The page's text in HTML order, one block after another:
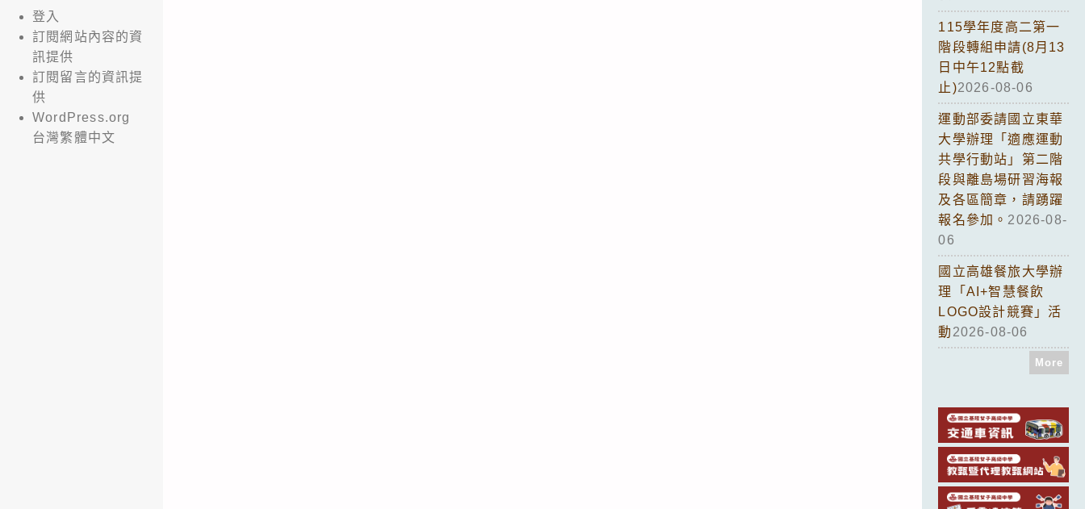
登入
訂閱網站內容的資
訊提供
訂閱留言的資訊提
供
WordPress.org
台灣繁體中文
115學年度高二第一
階段轉組申請(8月13
日中午12點截
止)2026-08-06
運動部委請國立東華
大學辦理「適應運動
共學行動站」第二階
段與離島場研習海報
及各區簡章，請踴躍
報名參加。 2026-08-
06
國立高雄餐旅大學辦
理「AI+智慧餐飲
LOGO設計競賽」活
動 2026-08-06
More